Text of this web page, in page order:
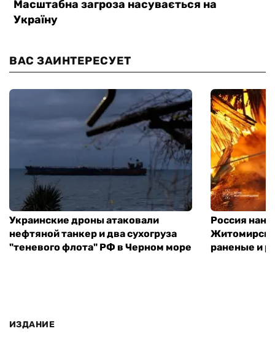
ВАС ЗАИНТЕРЕСУЕТ
Украинские дроны атаковали
нефтяной танкер и два сухогруза
"теневого флота" РФ в Черном море
Россия
раненые и
ИЗДАНИЕ